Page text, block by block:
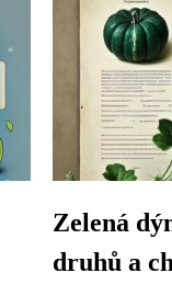
Zelená
druhů a